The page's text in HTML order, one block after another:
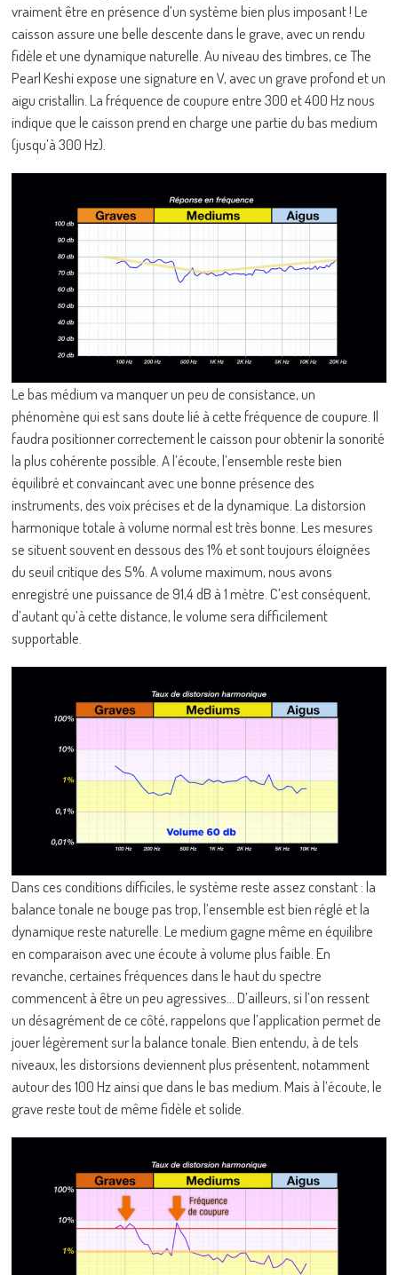
vraiment être en présence d’un système bien plus imposant ! Le
caisson assure une belle descente dans le grave, avec un rendu
fidèle et une dynamique naturelle. Au niveau des timbres, ce The
Pearl Keshi expose une signature en V, avec un grave profond et un
aigu cristallin. La fréquence de coupure entre 300 et 400 Hz nous
indique que le caisson prend en charge une partie du bas medium
(jusqu’à 300 Hz).
Le bas médium va manquer un peu de consistance, un
phénomène qui est sans doute lié à cette fréquence de coupure. Il
faudra positionner correctement le caisson pour obtenir la sonorité
la plus cohérente possible. A l’écoute, l’ensemble reste bien
équilibré et convaincant avec une bonne présence des
instruments, des voix précises et de la dynamique. La distorsion
harmonique totale à volume normal est très bonne. Les mesures
se situent souvent en dessous des 1% et sont toujours éloignées
du seuil critique des 5%. A volume maximum, nous avons
enregistré une puissance de 91,4 dB à 1 mètre. C’est conséquent,
d’autant qu’à cette distance, le volume sera difficilement
supportable.
Dans ces conditions difficiles, le système reste assez constant : la
balance tonale ne bouge pas trop, l’ensemble est bien réglé et la
dynamique reste naturelle. Le medium gagne même en équilibre
en comparaison avec une écoute à volume plus faible. En
revanche, certaines fréquences dans le haut du spectre
commencent à être un peu agressives… D’ailleurs, si l’on ressent
un désagrément de ce côté, rappelons que l’application permet de
jouer légèrement sur la balance tonale. Bien entendu, à de tels
niveaux, les distorsions deviennent plus présentent, notamment
autour des 100 Hz ainsi que dans le bas medium. Mais à l’écoute, le
grave reste tout de même fidèle et solide.